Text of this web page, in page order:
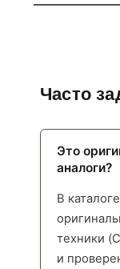
Часто
Это
аналоги?
В
техники
и